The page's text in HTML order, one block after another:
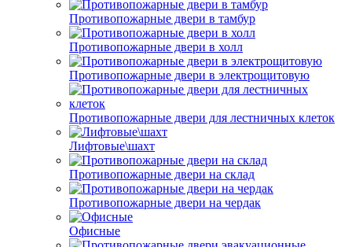
Противопожарные двери в тамбур
Противопожарные двери в холл
Противопожарные двери в электрощитовую
Противопожарные двери для лестничных клеток
Лифтовые\шахт
Противопожарные двери на склад
Противопожарные двери на чердак
Офисные